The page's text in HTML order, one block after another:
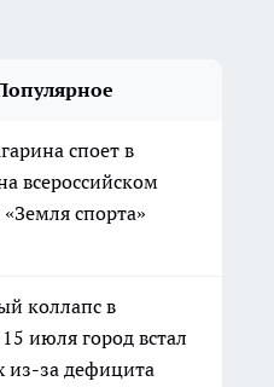
споет в
всероссийском
спорта»
коллапс в
июля город встал
из-за дефицита